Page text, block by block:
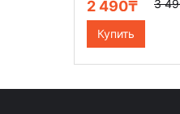
2 490₸ 3
Купить